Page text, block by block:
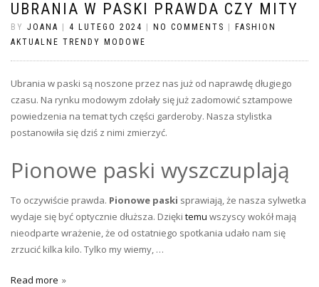
UBRANIA W PASKI PRAWDA CZY MITY
BY JOANA | 4 LUTEGO 2024 | NO COMMENTS | FASHION
AKTUALNE TRENDY MODOWE
Ubrania w paski są noszone przez nas już od naprawdę długiego
czasu. Na rynku modowym zdołały się już zadomowić sztampowe
powiedzenia na temat tych części garderoby. Nasza stylistka
postanowiła się dziś z nimi zmierzyć.
Pionowe paski wyszczuplają
To oczywiście prawda. Pionowe paski sprawiają, że nasza sylwetka
wydaje się być optycznie dłuższa. Dzięki temu wszyscy wokół mają
nieodparte wrażenie, że od ostatniego spotkania udało nam się
zrzucić kilka kilo. Tylko my wiemy, …
Read more